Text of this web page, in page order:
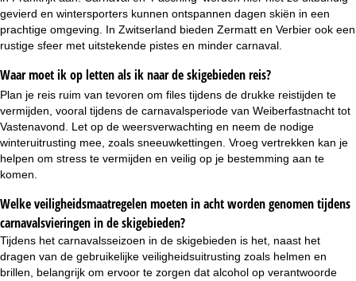
gevierd en wintersporters kunnen ontspannen dagen skiën in een
prachtige omgeving. In Zwitserland bieden Zermatt en Verbier ook een
rustige sfeer met uitstekende pistes en minder carnaval.
Waar moet ik op letten als ik naar de skigebieden reis?
Plan je reis ruim van tevoren om files tijdens de drukke reistijden te
vermijden, vooral tijdens de carnavalsperiode van Weiberfastnacht tot
Vastenavond. Let op de weersverwachting en neem de nodige
winteruitrusting mee, zoals sneeuwkettingen. Vroeg vertrekken kan je
helpen om stress te vermijden en veilig op je bestemming aan te
komen.
Welke veiligheidsmaatregelen moeten in acht worden genomen tijdens
carnavalsvieringen in de skigebieden?
Tijdens het carnavalsseizoen in de skigebieden is het, naast het
dragen van de gebruikelijke veiligheidsuitrusting zoals helmen en
brillen, belangrijk om ervoor te zorgen dat alcohol op verantwoorde